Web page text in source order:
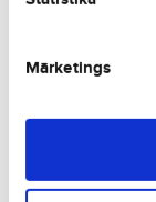
Mārketings
Ливерпуль